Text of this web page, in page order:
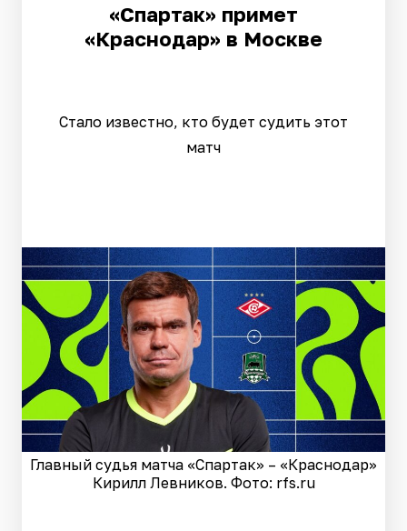
«Спартак» примет
«Краснодар» в Москве
Стало известно, кто будет судить этот
матч
Главный судья матча «Спартак» – «Краснодар»
Кирилл Левников. Фото: rfs.ru